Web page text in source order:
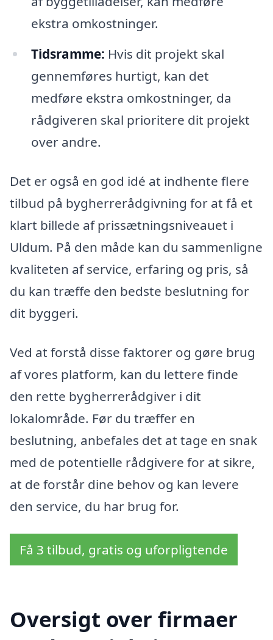
ekstra omkostninger.
Tidsramme: Hvis dit projekt skal
gennemføres hurtigt, kan det
medføre ekstra omkostninger, da
rådgiveren skal prioritere dit projekt
over andre.
Det er også en god idé at indhente flere
tilbud på bygherrerådgivning for at få et
klart billede af prissætningsniveauet i
Uldum. På den måde kan du sammenligne
kvaliteten af service, erfaring og pris, så
du kan træffe den bedste beslutning for
dit byggeri.
Ved at forstå disse faktorer og gøre brug
af vores platform, kan du lettere finde
den rette bygherrerådgiver i dit
lokalområde. Før du træffer en
beslutning, anbefales det at tage en snak
med de potentielle rådgivere for at sikre,
at de forstår dine behov og kan levere
den service, du har brug for.
Få 3 tilbud, gratis og uforpligtende
Oversigt over firmaer